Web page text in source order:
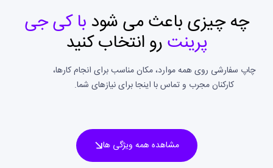
چه چیزی باعث می شودبا کی جی
پرینترو انتخاب کنید
چاپ سفارشی روی همه موارد، مکان مناسب برای انجام کارها،
کارکنان مجرب و تماس با اینجا برای نیازهای شما.
مشاهده همه ویژگی ها